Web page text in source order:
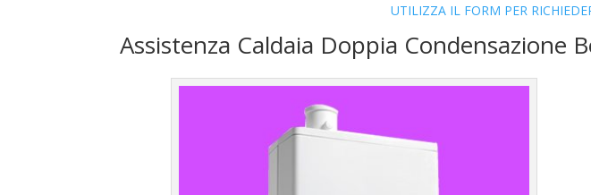
UTILIZZA IL FORM PER
Assistenza Caldaia Doppia Condensazione